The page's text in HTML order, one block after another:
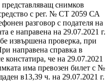
снимков
с рег. № СТ 2059 СА
разговор с подателя на
е направена на 29.07.2021 г.
извършена проверка, при
направена справка в
че на 29.07.2021
има превозен билет с №
в13,39 ч. на 29.07.2021 г.